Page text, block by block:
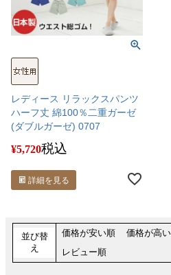
レディース リラックスパンツ
ハーフ丈 綿100％二重ガーゼ
(ダブルガーゼ) 0707
¥5,720税込
詳細を見る
並び替
え
価格が安い順 価格が高
レビュー順